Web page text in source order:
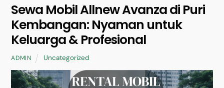
Sewa Mobil Allnew Avanza di Puri
Kembangan: Nyaman untuk
Keluarga & Profesional
ADMIN Uncategorized